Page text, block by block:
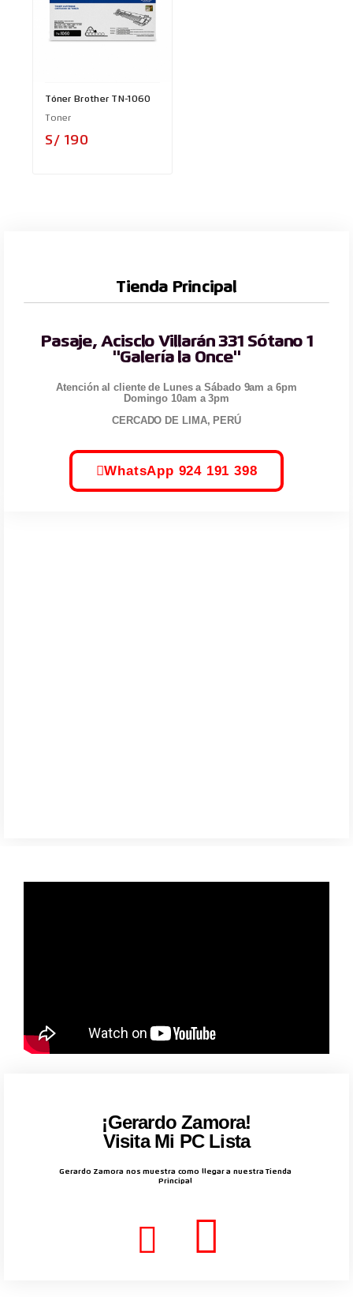
Tóner Brother TN-1060
Toner
S/ 190
Tienda Principal
Pasaje, Acisclo Villarán 331 Sótano 1
"Galería la Once"
Atención al cliente de Lunes a Sábado 9am a 6pm
Domingo 10am a 3pm
CERCADO DE LIMA, PERÚ
WhatsApp 924 191 398
¡Gerardo Zamora!
Visita Mi PC Lista
Gerardo Zamora nos muestra como llegar a nuestra Tienda
Principal